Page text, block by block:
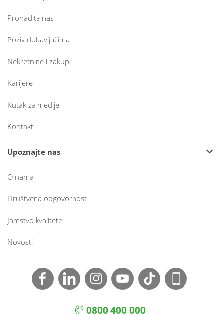
Pronađite nas
Poziv dobavljačima
Nekretnine i zakupi
Karijere
Kutak za medije
Kontakt
Upoznajte nas
O nama
Društvena odgovornost
Jamstvo kvalitete
Novosti
0800 400 000